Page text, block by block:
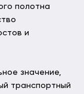
полотна
и
значение,
транспортный